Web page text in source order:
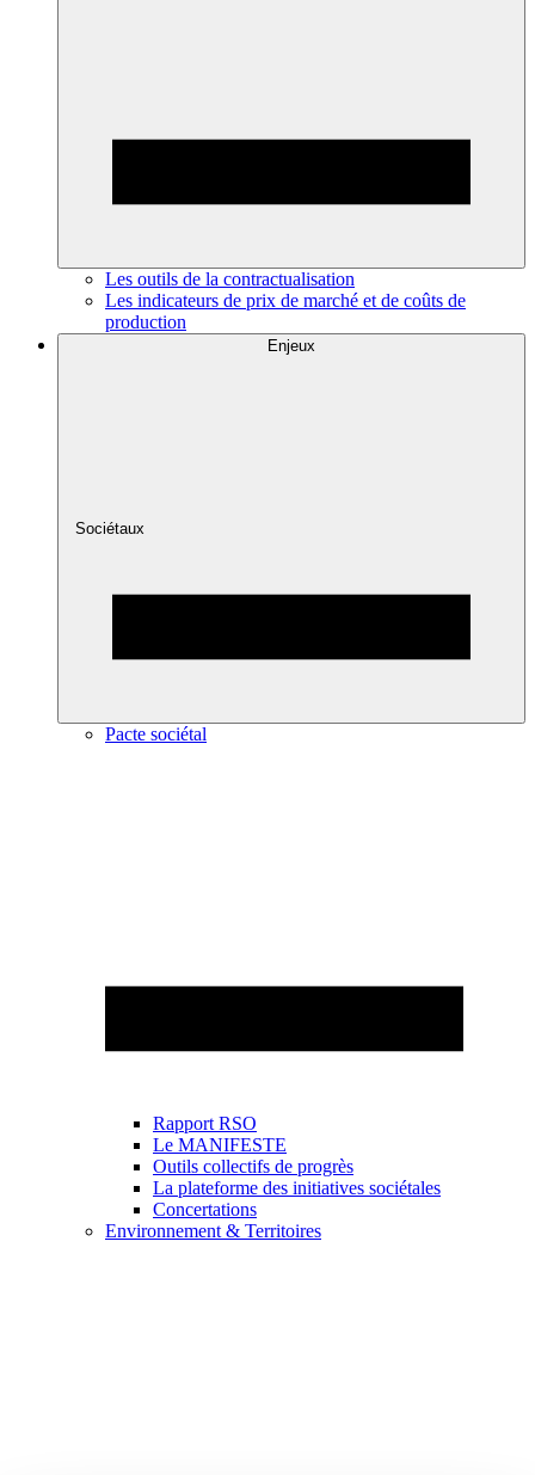
Les outils de la contractualisation
Les indicateurs de prix de marché et de coûts de
production
Enjeux
Sociétaux
Pacte sociétal
Rapport RSO
Le MANIFESTE
Outils collectifs de progrès
La plateforme des initiatives sociétales
Concertations
Environnement & Territoires